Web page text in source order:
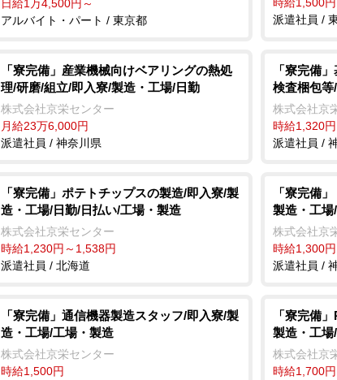
日給1万4,500円～
アルバイト・パート / 東京都
派遣社員 /
「寮完備」産業機械向けベアリングの熱処
理/研磨/組立/即入寮/製造・工場/日勤
株式会社京栄センター
月給23万6,000円
派遣社員 / 神奈川県
「寮完備
検査梱包
株式会社京
時給1,320円
派遣社員 /
「寮完備」ポテトチップスの製造/即入寮/製
造・工場/日勤/日払い/工場・製造
株式会社京栄センター
時給1,230円～1,538円
派遣社員 / 北海道
「寮完備
製造・工
株式会社京
時給1,300円
派遣社員 /
「寮完備」通信機器製造スタッフ/即入寮/製
造・工場/工場・製造
株式会社京栄センター
時給1,500円
「寮完備
製造・工
株式会社京
時給1,700